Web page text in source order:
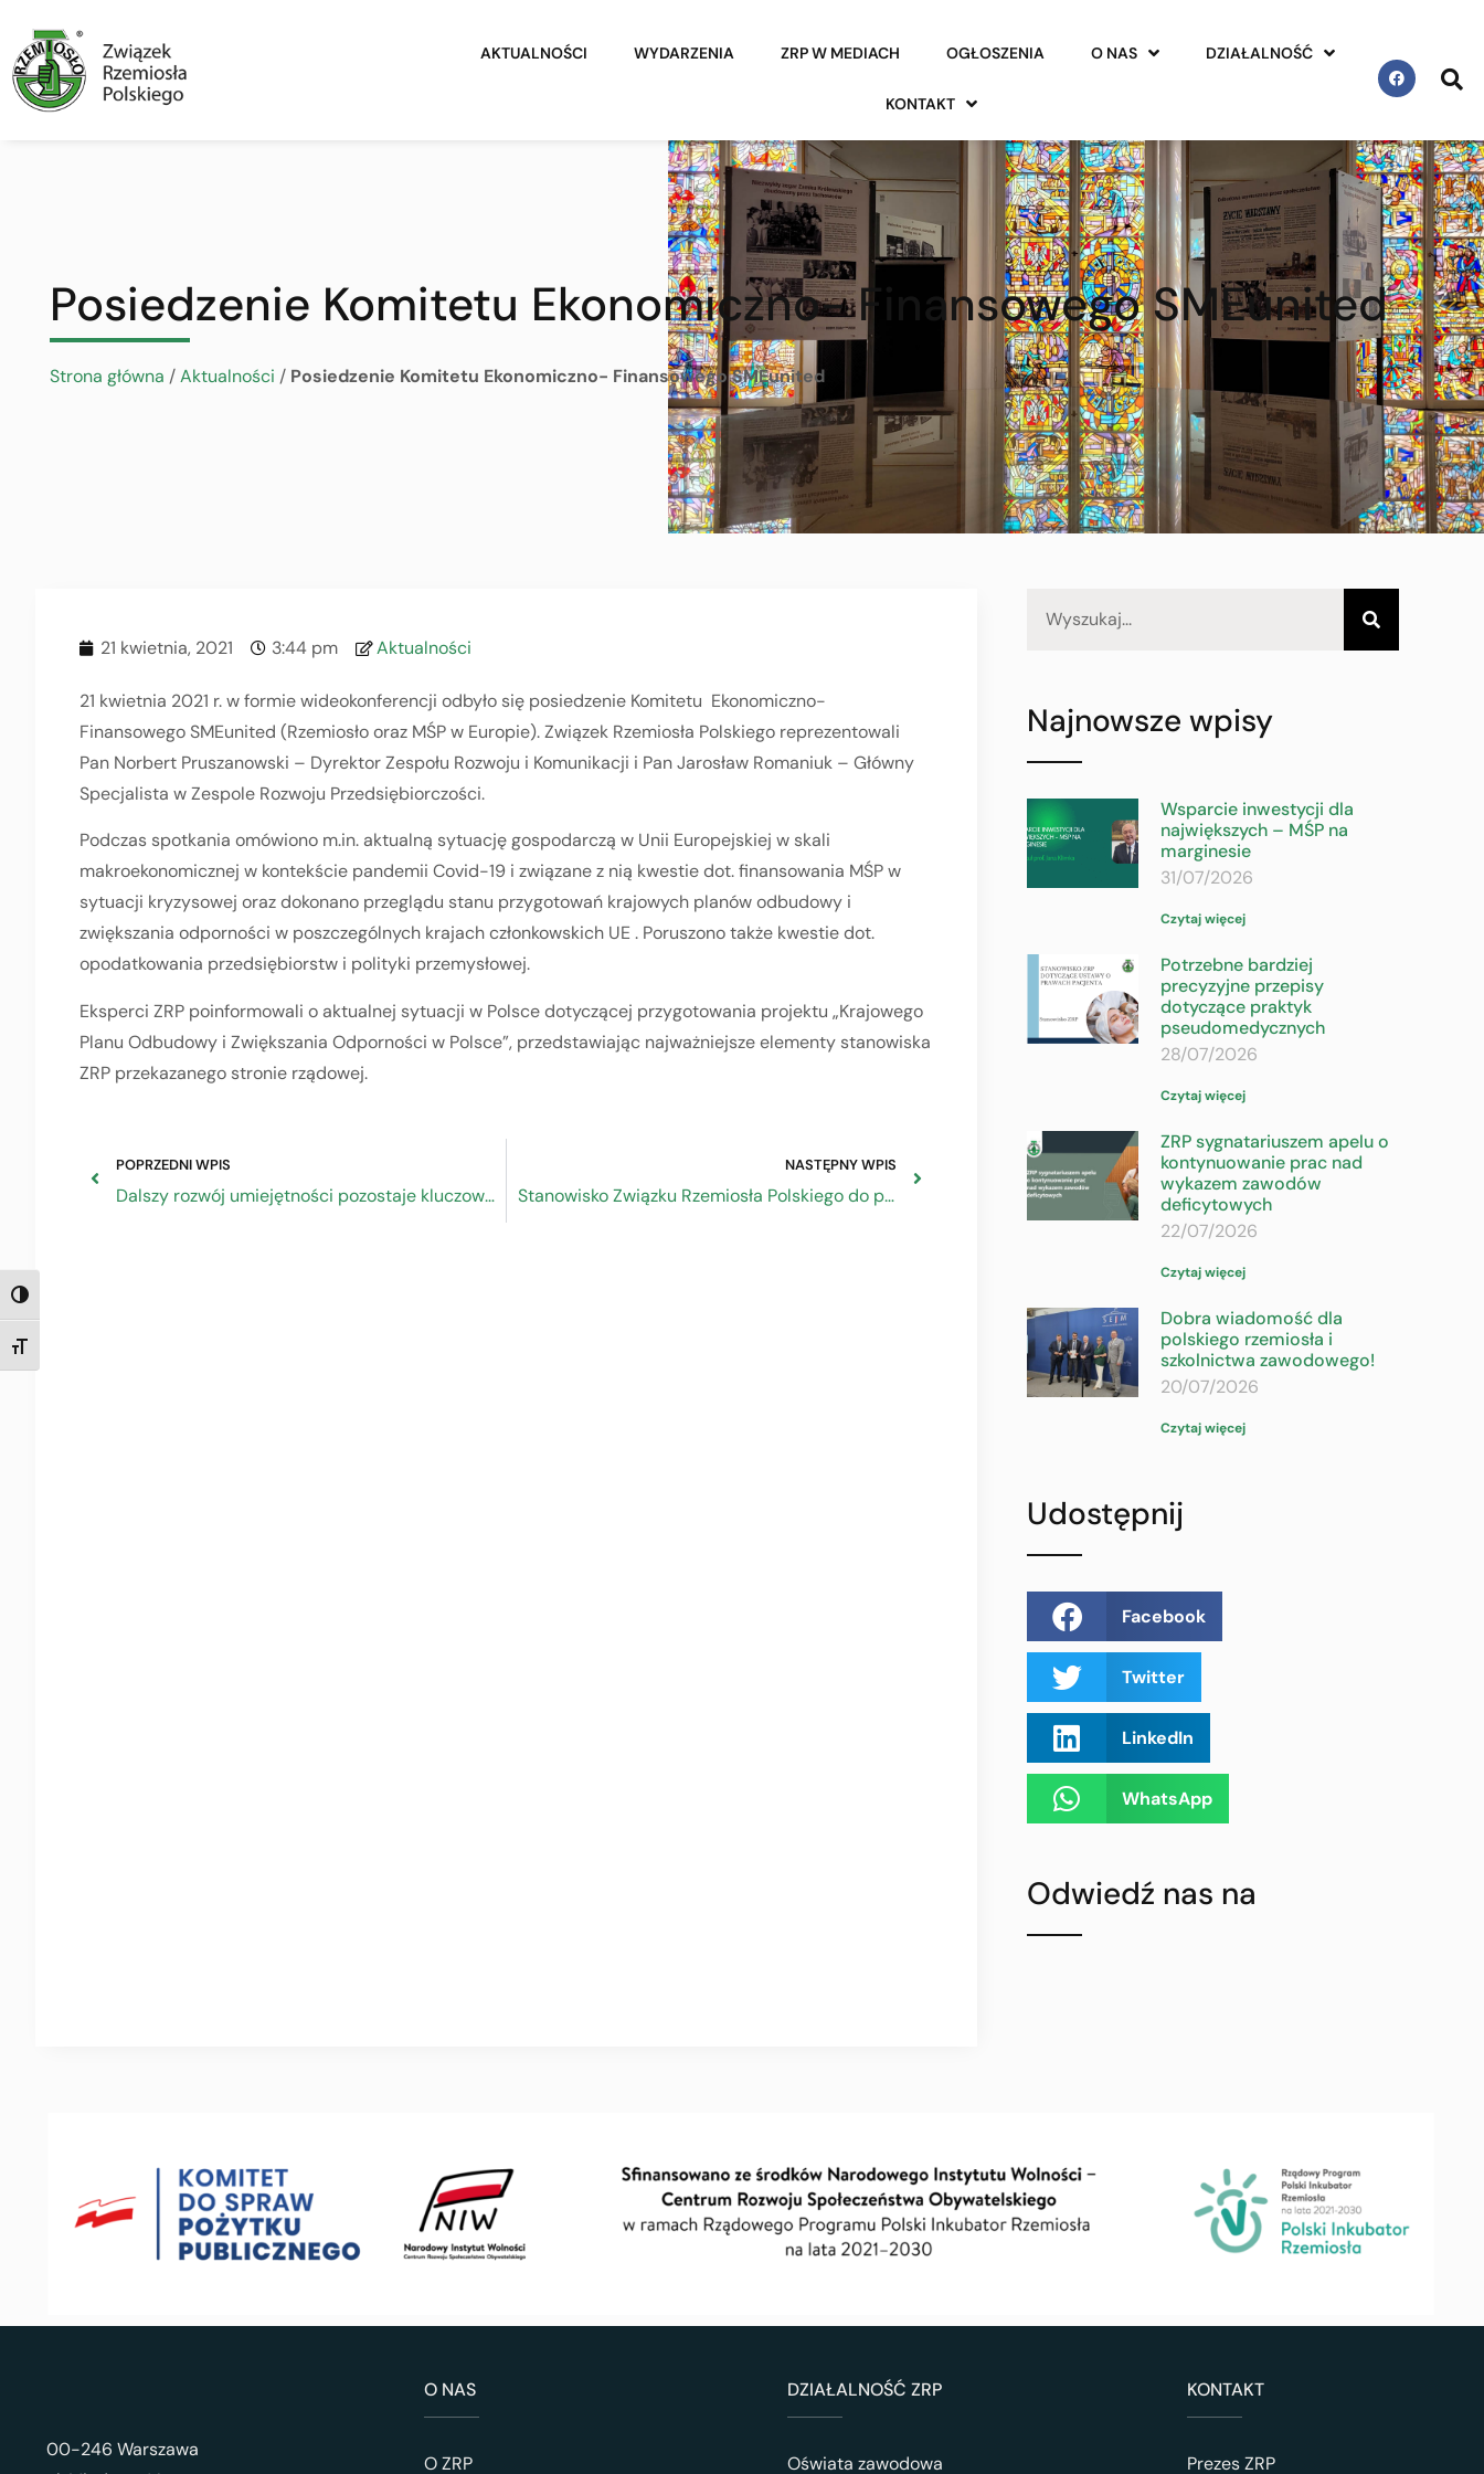
TOGGLE HIGH CONTRAST
TOGGLE FONT SIZE
AKTUALNOŚCI WYDARZENIA ZRP W MEDIACH OGŁOSZENIA O NAS DZIAŁALNOŚĆ
KONTAKT
Posiedzenie Komitetu Ekonomiczno- Finansowego SMEunited
Strona główna /Aktualności / Posiedzenie Komitetu Ekonomiczno- Finansowego SMEunited
21 kwietnia, 2021 3:44 pm Aktualności
21 kwietnia 2021 r. w formie wideokonferencji odbyło się posiedzenie Komitetu Ekonomiczno-
Finansowego SMEunited (Rzemiosło oraz MŚP w Europie). Związek Rzemiosła Polskiego reprezentowali
Pan Norbert Pruszanowski – Dyrektor Zespołu Rozwoju i Komunikacji i Pan Jarosław Romaniuk – Główny
Specjalista w Zespole Rozwoju Przedsiębiorczości.
Podczas spotkania omówiono m.in. aktualną sytuację gospodarczą w Unii Europejskiej w skali
makroekonomicznej w kontekście pandemii Covid-19 i związane z nią kwestie dot. finansowania MŚP w
sytuacji kryzysowej oraz dokonano przeglądu stanu przygotowań krajowych planów odbudowy i
zwiększania odporności w poszczególnych krajach członkowskich UE . Poruszono także kwestie dot.
opodatkowania przedsiębiorstw i polityki przemysłowej.
Eksperci ZRP poinformowali o aktualnej sytuacji w Polsce dotyczącej przygotowania projektu „Krajowego
Planu Odbudowy i Zwiększania Odporności w Polsce”, przedstawiając najważniejsze elementy stanowiska
ZRP przekazanego stronie rządowej.
POPRZEDNI WPIS
Dalszy rozwój umiejętności pozostaje kluczowym priorytetem dla MŚP
NASTĘPNY WPIS
Stanowisko Związku Rzemiosła Polskiego do projektu Krajowego Planu Odbudowy i Zwiększania Odporności
Najnowsze wpisy
Wsparcie inwestycji dla
największych – MŚP na
marginesie
31/07/2026
Czytaj więcej
Potrzebne bardziej
precyzyjne przepisy
dotyczące praktyk
pseudomedycznych
28/07/2026
Czytaj więcej
ZRP sygnatariuszem apelu o
kontynuowanie prac nad
wykazem zawodów
deficytowych
22/07/2026
Czytaj więcej
Dobra wiadomość dla
polskiego rzemiosła i
szkolnictwa zawodowego!
20/07/2026
Czytaj więcej
Udostępnij
Facebook
Twitter
LinkedIn
WhatsApp
Odwiedź nas na
00-246 Warszawa
O NAS
O ZRP
DZIAŁALNOŚĆ ZRP
Oświata zawodowa
KONTAKT
Prezes ZRP